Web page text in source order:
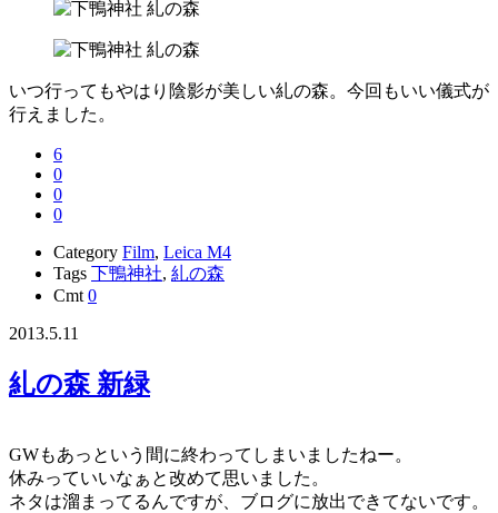
いつ行ってもやはり陰影が美しい糺の森。今回もいい儀式が
行えました。
6
0
0
0
Category Film, Leica M4
Tags 下鴨神社, 糺の森
Cmt 0
2013.5.11
糺の森 新緑
GWもあっという間に終わってしまいましたねー。
休みっていいなぁと改めて思いました。
ネタは溜まってるんですが、ブログに放出できてないです。